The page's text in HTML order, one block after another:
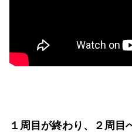
１周目が終わり、２周目